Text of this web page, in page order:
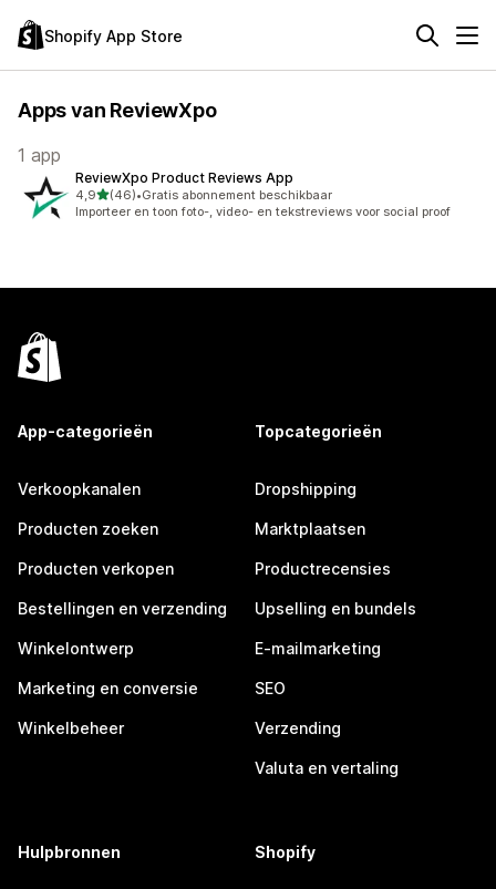
Shopify App Store
Apps van ReviewXpo
1 app
ReviewXpo Product Reviews App
4,9van 5 sterren
(46)
46 recensies in totaal
•Gratis abonnement beschikbaar
Importeer en toon foto-, video- en tekstreviews voor social proof
App-categorieën
Verkoopkanalen
Producten zoeken
Producten verkopen
Bestellingen en verzending
Winkelontwerp
Marketing en conversie
Winkelbeheer
Topcategorieën
Dropshipping
Marktplaatsen
Productrecensies
Upselling en bundels
E-mailmarketing
SEO
Verzending
Valuta en vertaling
Hulpbronnen Shopify